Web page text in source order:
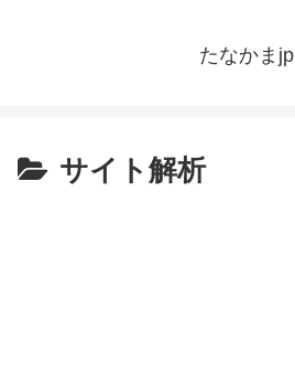
たなかまjp
サイト解析